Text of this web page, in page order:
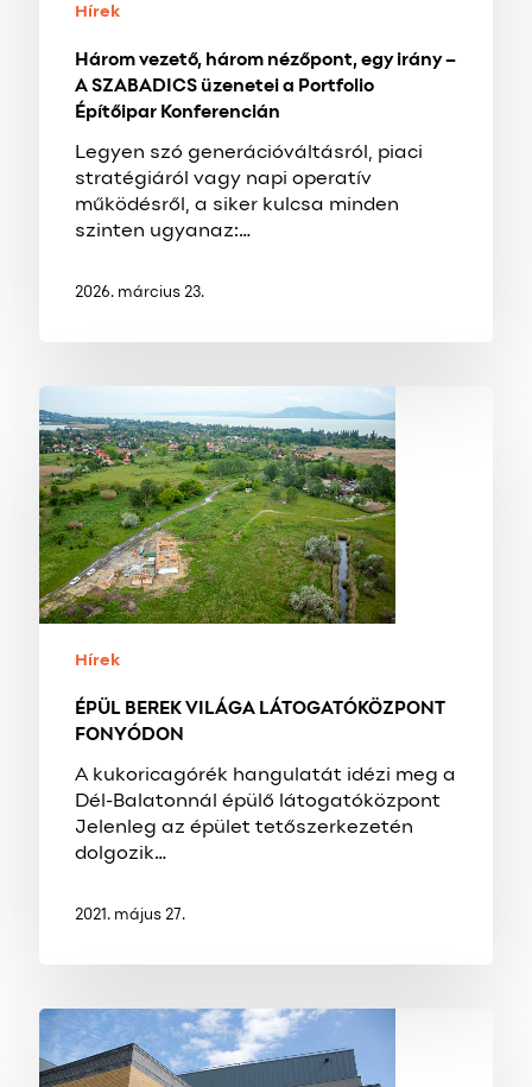
Építőipar
Konferencián
Hírek
Három vezető, három nézőpont, egy irány –
A SZABADICS üzenetei a Portfolio
Építőipar Konferencián
Legyen szó generációváltásról, piaci
stratégiáról vagy napi operatív
működésről, a siker kulcsa minden
szinten ugyanaz:…
2026. március 23.
BEREK
VILÁGA
LÁTOGATÓKÖZPONT
FONYÓDON
Hírek
ÉPÜL BEREK VILÁGA LÁTOGATÓKÖZPONT
FONYÓDON
A kukoricagórék hangulatát idézi meg a
Dél-Balatonnál épülő látogatóközpont
Jelenleg az épület tetőszerkezetén
dolgozik…
2021. május 27.
ELKÉSZÜLT
A
VÍVÓCSARNOK